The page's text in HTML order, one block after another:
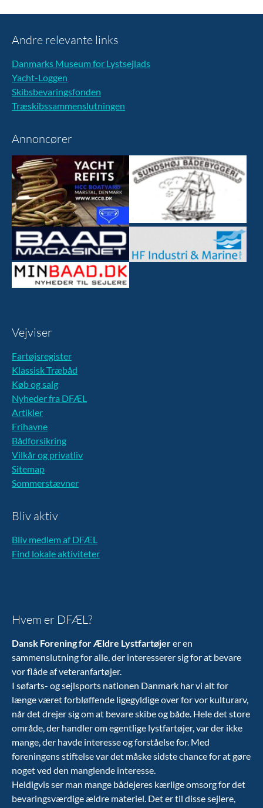
Andre relevante links
Danmarks Museum for Lystsejlads
Yacht-Loggen
Skibsbevaringsfonden
Træskibssammenslutningen
Annoncører
Vejviser
Fartøjsregister
Klassisk Træbåd
Køb og salg
Nyheder fra DFÆL
Artikler
Frihavne
Bådforsikring
Vilkår og privatliv
Sitemap
Sommerstævner
Bliv aktiv
Bliv medlem af DFÆL
Find lokale aktiviteter
Hvem er DFÆL?
Dansk Forening for Ældre Lystfartøjerer en
sammenslutning for alle, der interesserer sig for at bevare
vor flåde af veteranfartøjer.
I søfarts- og sejlsports nationen Danmark har vi alt for
længe været forbløffende ligegyldige over for vor kulturarv,
når det drejer sig om at bevare skibe og både. Hele det store
område, der handler om egentlige lystfartøjer, var der ikke
mange, der havde interesse og forståelse for. Med
foreningens stiftelse var det måske sidste chance for at gøre
noget ved den manglende interesse.
Heldigvis ser man mange bådejeres kærlige omsorg for det
bevaringsværdige ældre materiel. Det er til disse sejlere,